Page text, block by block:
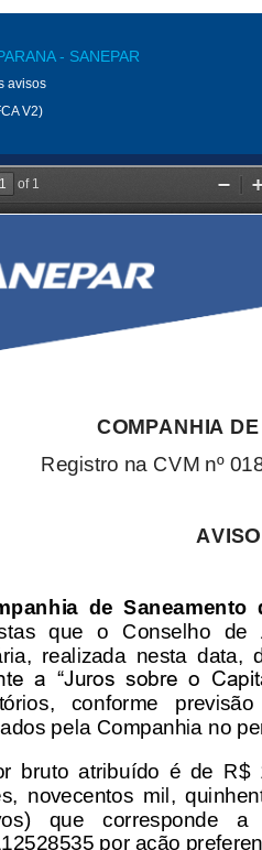
- SANEPAR
avisos
V2)